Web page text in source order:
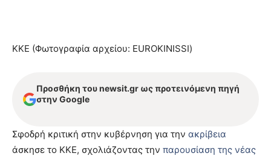
ΚΚΕ (Φωτογραφία αρχείου: EUROKINISSI)
Προσθήκη του newsit.gr ως προτεινόμενη πηγή
στην Google
Σφοδρή κριτική στην κυβέρνηση για την ακρίβεια
άσκησε το ΚΚΕ, σχολιάζοντας την παρουσίαση της νέας